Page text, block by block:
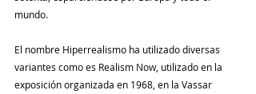
mundo.
El nombre Hiperrealismo ha utilizado diversas
variantes como es Realism Now, utilizado en la
exposición organizada en 1968, en la Vassar